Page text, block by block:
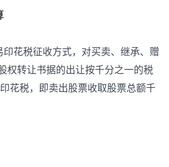
花税征收方式，对买卖、继承、赠
权转让书据的出让按千分之一的税
花税，即卖出股票收取股票总额千